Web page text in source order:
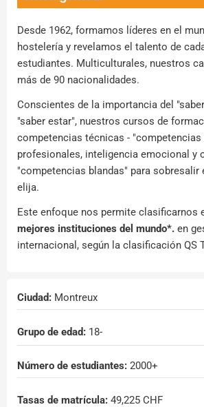
Desde 1962, formamos líderes en el
hostelería y revelamos el talento de
estudiantes. Multiculturales, nuestros
más de 90 nacionalidades.
Conscientes de la importancia del
"saber estar", nuestros cursos de
competencias técnicas - "competencias
profesionales, inteligencia emocional y
"competencias blandas" para sobresalir
elija.
Este enfoque nos permite clasificarnos
mejores instituciones del mundo*. en
internacional, según la clasificación QS
Ciudad: Montreux
Grupo de edad: 18-
Número de estudiantes: 2000+
Tasas de matrícula: 49,225 CHF